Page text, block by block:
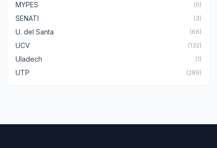
MYPES (0)
SENATI (3)
U. del Santa (66)
UCV (132)
Uladech (1)
UTP (289)